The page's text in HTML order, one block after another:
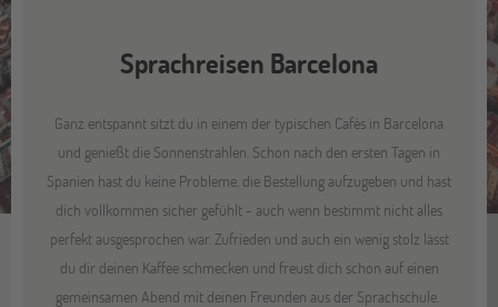
Sprachreisen Barcelona
Ganz entspannt sitzt du in einem der typischen Cafés in Barcelona
und genießt die Sonnenstrahlen. Schon nach den ersten Tagen in
Spanien hast du keine Probleme, die Bestellung aufzugeben und hast
dich vollkommen sicher gefühlt - auch wenn bestimmt nicht alles
perfekt ausgesprochen war. Zufrieden und auch ein wenig stolz lässt
du dir deinen Kaffee schmecken und freust dich schon auf einen
gemeinsamen Abend mit deinen Freunden aus der Sprachschule.